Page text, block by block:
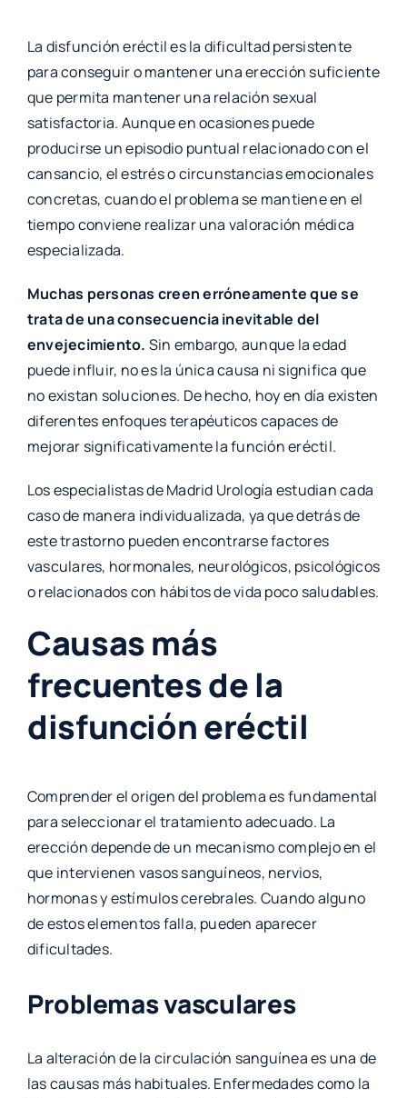
La disfunción eréctil es la dificultad persistente
para conseguir o mantener una erección suficiente
que permita mantener una relación sexual
satisfactoria. Aunque en ocasiones puede
producirse un episodio puntual relacionado con el
cansancio, el estrés o circunstancias emocionales
concretas, cuando el problema se mantiene en el
tiempo conviene realizar una valoración médica
especializada.
Muchas personas creen erróneamente que se
trata de una consecuencia inevitable del
envejecimiento. Sin embargo, aunque la edad
puede influir, no es la única causa ni significa que
no existan soluciones. De hecho, hoy en día existen
diferentes enfoques terapéuticos capaces de
mejorar significativamente la función eréctil.
Los especialistas de Madrid Urología estudian cada
caso de manera individualizada, ya que detrás de
este trastorno pueden encontrarse factores
vasculares, hormonales, neurológicos, psicológicos
o relacionados con hábitos de vida poco saludables.
Causas más
frecuentes de la
disfunción eréctil
Comprender el origen del problema es fundamental
para seleccionar el tratamiento adecuado. La
erección depende de un mecanismo complejo en el
que intervienen vasos sanguíneos, nervios,
hormonas y estímulos cerebrales. Cuando alguno
de estos elementos falla, pueden aparecer
dificultades.
Problemas vasculares
La alteración de la circulación sanguínea es una de
las causas más habituales. Enfermedades como la